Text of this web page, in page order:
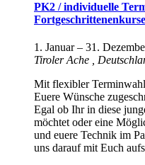
PK2 / individuelle
1. Januar– 31.
Tiroler Ache
,
Mit flexibler
Euere Wünsche
Egal ob Ihr in diese
möchtet oder eine
und euere Technik im
uns darauf mit Euch